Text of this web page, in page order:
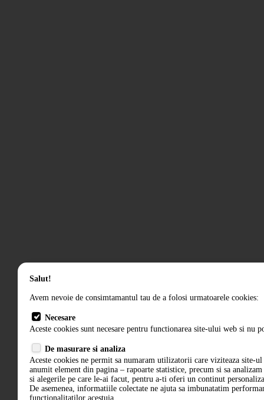
Salut!
Avem nevoie de consimtamantul tau de a folosi urmatoarele cookies:
Necesare
Aceste cookies sunt necesare pentru functionarea site-ului web si nu
De masurare si analiza
Aceste cookies ne permit sa numaram utilizatorii care viziteaza site-ul
anumit element din pagina – rapoarte statistice, precum si sa
si alegerile pe care le-ai facut, pentru a-ti oferi un continut
De asemenea, informatiile colectate ne ajuta sa imbunatatim
functionalitatilor acestuia.